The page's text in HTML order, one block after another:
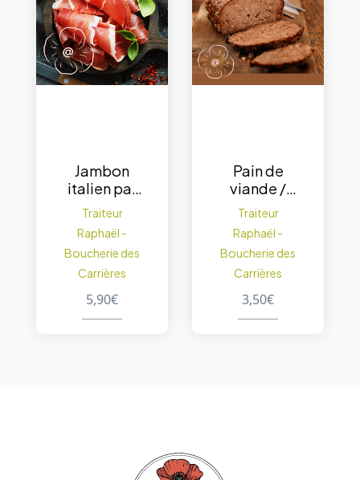
Jambon
italien par
200 g.
Traiteur
Raphaël -
Boucherie des
Carrières
5,90€
Pain de
viande /
200 g.
Traiteur
Raphaël -
Boucherie des
Carrières
3,50€